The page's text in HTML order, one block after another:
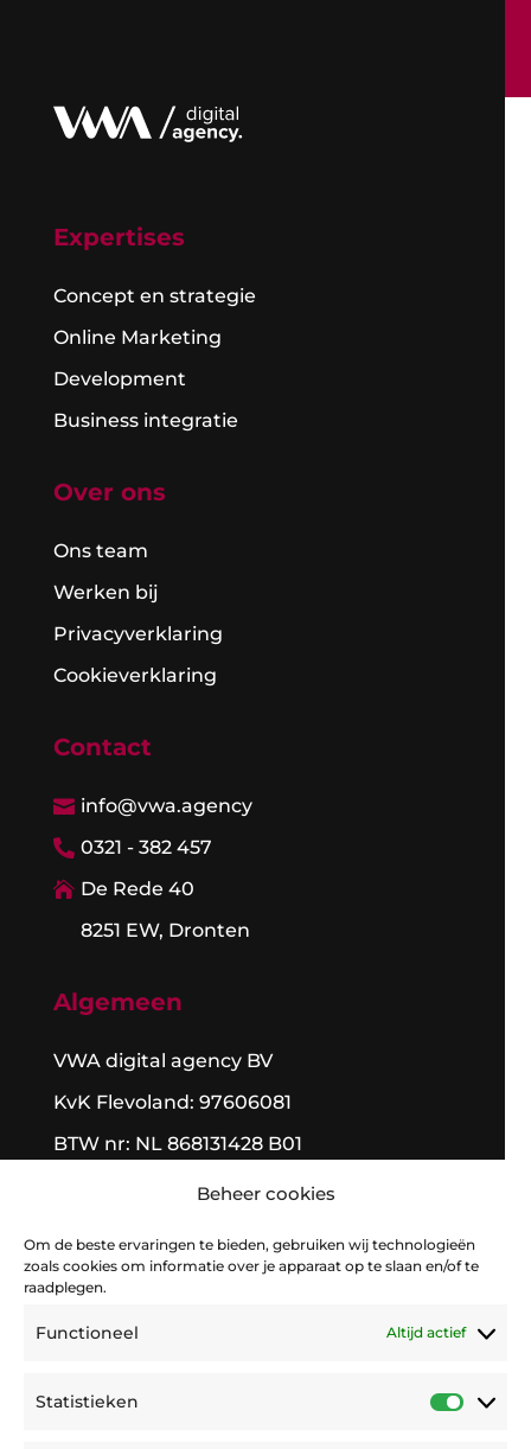
Beheer cookies
Om de beste ervaringen te bieden, gebruiken wij technologieën
zoals cookies om informatie over je apparaat op te slaan en/of te
raadplegen.
Functioneel Altijd actief
Statistieken
Expertises
Concept en strategie
Online Marketing
Development
Business integratie
Over ons
Ons team
Werken bij
Privacyverklaring
Cookieverklaring
Contact
 info@vwa.agency
 0321 - 382 457
 De Rede 40
8251 EW, Dronten
Algemeen
VWA digital agency BV
KvK Flevoland: 97606081
BTW nr: NL 868131428 B01
Algemene voorwaarden